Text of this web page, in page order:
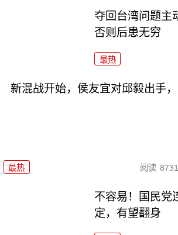
夺回台湾问题主
否则后患无穷
最热
新混战开始，侯友宜对邱毅出手
最热 阅读
不容易！国民党
定，有望翻身